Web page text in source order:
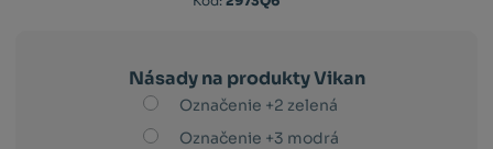
Násady na produkty Vikan
Označenie +2 zelená
Označenie +3 modrá